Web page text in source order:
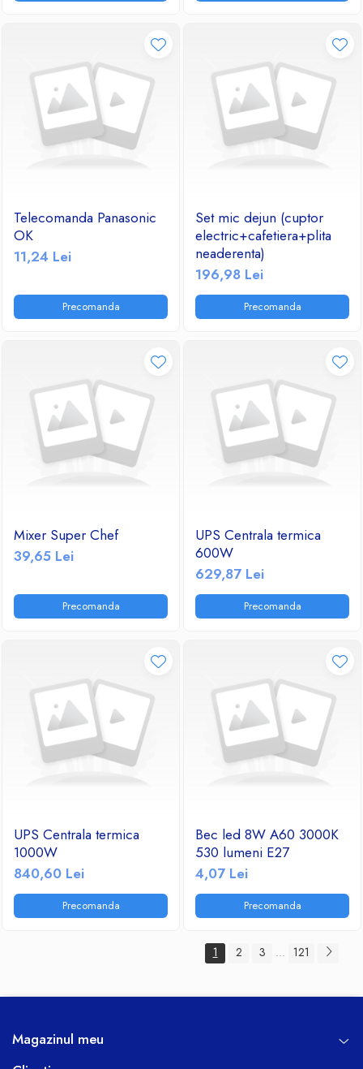
Telecomanda Panasonic
OK
11,24 Lei
Precomanda
Set mic dejun (cuptor
electric+cafetiera+plita
neaderenta)
196,98 Lei
Precomanda
Mixer Super Chef
39,65 Lei
Precomanda
UPS Centrala termica
600W
629,87 Lei
Precomanda
UPS Centrala termica
1000W
840,60 Lei
Precomanda
Bec led 8W A60 3000K
530 lumeni E27
4,07 Lei
Precomanda
1 2 3 ... 121
Magazinul meu